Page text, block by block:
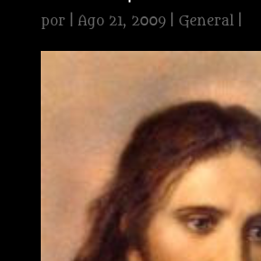
por Ago 21, 2009| General|